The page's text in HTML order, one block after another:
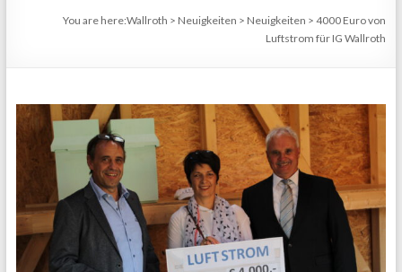
You are here:Wallroth > Neuigkeiten > Neuigkeiten >4000 Euro von
Luftstrom für IG Wallroth